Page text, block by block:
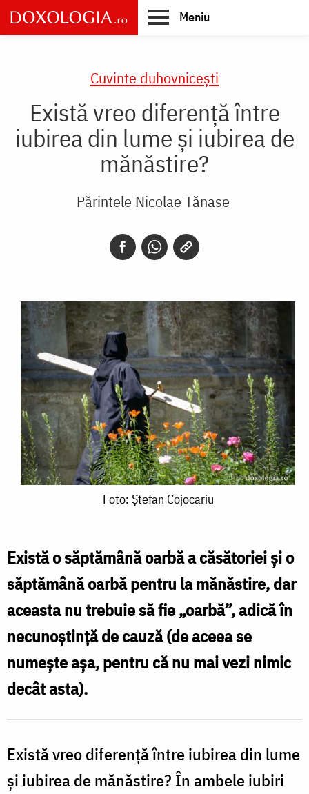
Skip
to
main
Meniu
Cuvinte duhovnicești
Există vreo diferență între
iubirea din lume și iubirea de
mănăstire?
Părintele Nicolae Tănase
Foto: Ștefan Cojocariu
Există o săptămână oarbă a căsătoriei și o
săptămână oarbă pentru la mănăstire, dar
aceasta nu trebuie să fie „oarbă”, adică în
necunoștință de cauză (de aceea se
numește așa, pentru că nu mai vezi nimic
decât asta).
Există vreo diferență între iubirea din lume
și iubirea de mănăstire? În ambele iubiri